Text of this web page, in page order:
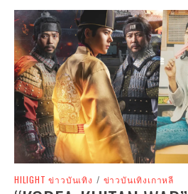
HILIGHT ข่าวบันเทิง / ข่าวบันเทิงเกาหลี